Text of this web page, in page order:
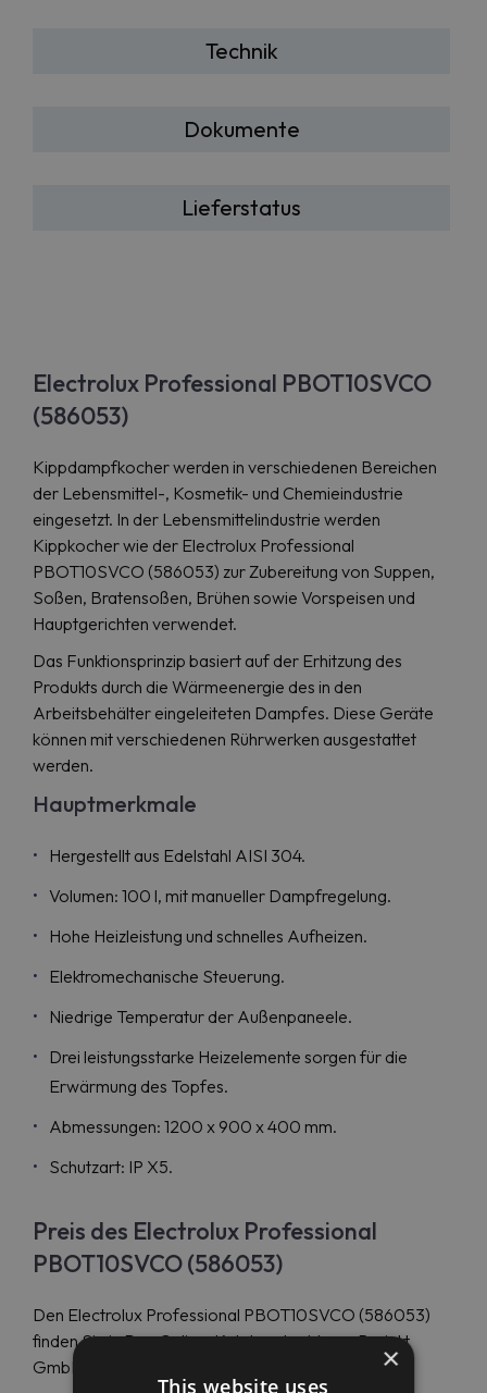
Technik
Dokumente
Lieferstatus
Electrolux Professional PBOT10SVCO
(586053)
Kippdampfkocher werden in verschiedenen Bereichen
der Lebensmittel-, Kosmetik- und Chemieindustrie
eingesetzt. In der Lebensmittelindustrie werden
Kippkocher wie der Electrolux Professional
PBOT10SVCO (586053) zur Zubereitung von Suppen,
Soßen, Bratensoßen, Brühen sowie Vorspeisen und
Hauptgerichten verwendet.
Das Funktionsprinzip basiert auf der Erhitzung des
Produkts durch die Wärmeenergie des in den
Arbeitsbehälter eingeleiteten Dampfes. Diese Geräte
können mit verschiedenen Rührwerken ausgestattet
werden.
Hauptmerkmale
Hergestellt aus Edelstahl AISI 304.
Volumen: 100 l, mit manueller Dampfregelung.
Hohe Heizleistung und schnelles Aufheizen.
Elektromechanische Steuerung.
Niedrige Temperatur der Außenpaneele.
Drei leistungsstarke Heizelemente sorgen für die
Erwärmung des Topfes.
Abmessungen: 1200 x 900 x 400 mm.
Schutzart: IP X5.
Preis des Electrolux Professional
PBOT10SVCO (586053)
Den Electrolux Professional PBOT10SVCO (586053)
finden Sie in Den Online-Katalog der Maran Projekt
GmbH zum attraktiven Preis.
×
This website uses